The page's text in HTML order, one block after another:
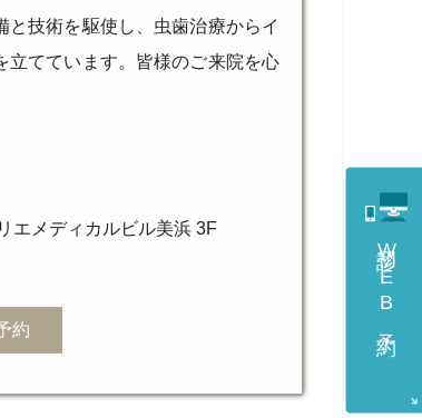
初診WEB予約
技術を駆使し、虫歯治療からイ
立てています。皆様のご来院を心
エメディカルビル美浜 3F
約